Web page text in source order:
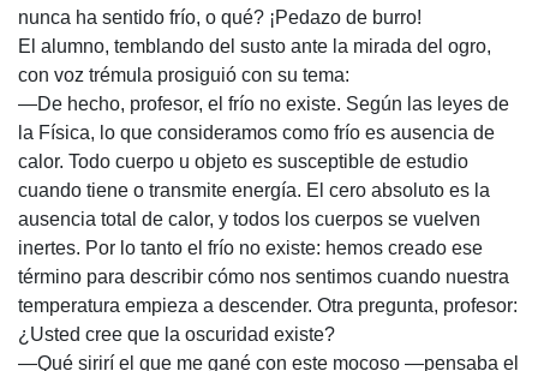
nunca ha sentido frío, o qué? ¡Pedazo de burro!
El alumno, temblando del susto ante la mirada del ogro,
con voz trémula prosiguió con su tema:
—De hecho, profesor, el frío no existe. Según las leyes de
la Física, lo que consideramos como frío es ausencia de
calor. Todo cuerpo u objeto es susceptible de estudio
cuando tiene o transmite energía. El cero absoluto es la
ausencia total de calor, y todos los cuerpos se vuelven
inertes. Por lo tanto el frío no existe: hemos creado ese
término para describir cómo nos sentimos cuando nuestra
temperatura empieza a descender. Otra pregunta, profesor:
¿Usted cree que la oscuridad existe?
—Qué sirirí el que me gané con este mocoso —pensaba el